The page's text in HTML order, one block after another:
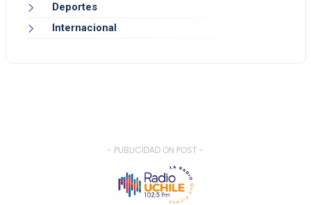
Deportes
Internacional
- PUBLICIDAD ON POST -